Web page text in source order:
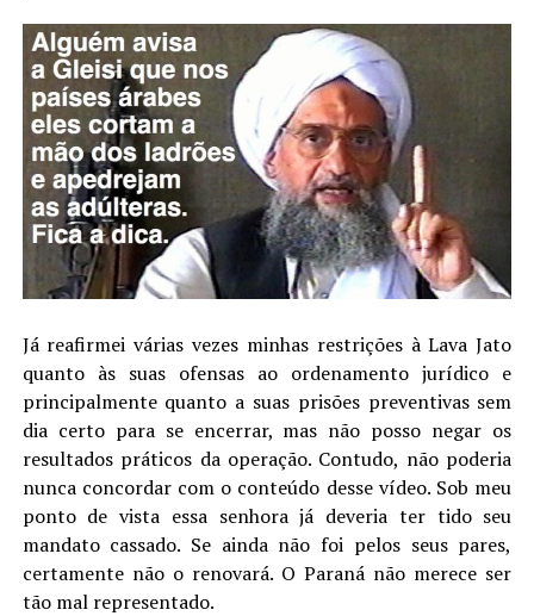
Já reafirmei várias vezes minhas restrições à Lava Jato
quanto às suas ofensas ao ordenamento jurídico e
principalmente quanto a suas prisões preventivas sem
dia certo para se encerrar, mas não posso negar os
resultados práticos da operação. Contudo, não poderia
nunca concordar com o conteúdo desse vídeo. Sob meu
ponto de vista essa senhora já deveria ter tido seu
mandato cassado. Se ainda não foi pelos seus pares,
certamente não o renovará. O Paraná não merece ser
tão mal representado.